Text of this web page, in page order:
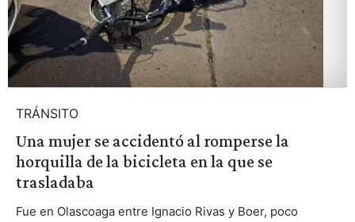
TRÁNSITO
Una mujer se accidentó al romperse la
horquilla de la bicicleta en la que se
trasladaba
Fue en Olascoaga entre Ignacio Rivas y Boer, poco